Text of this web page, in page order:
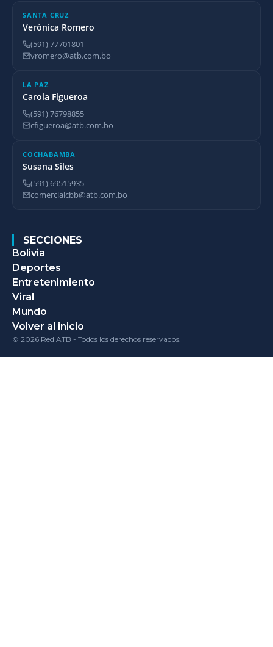
SANTA CRUZ
Verónica Romero
(591) 77701801
vromero@atb.com.bo
LA PAZ
Carola Figueroa
(591) 76798855
cfigueroa@atb.com.bo
COCHABAMBA
Susana Siles
(591) 69515935
comercialcbb@atb.com.bo
SECCIONES
Bolivia
Deportes
Entretenimiento
Viral
Mundo
Volver al inicio
© 2026 Red ATB - Todos los derechos reservados.